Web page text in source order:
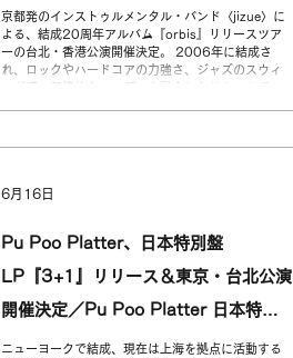
みやすさが同居するメロディが詰め込まれた本作
北・香港場確定
京都発のインストゥルメンタル・バンド〈jizue〉に
よる、結成20周年アルバム『orbis』リリースツア
ーの台北・香港公演開催決定。 2006年に結成さ
れ、ロックやハードコアの力強さ、ジャズのスウィ
ング感、叙情的なメロディを融合したサウンドで、
年を迎える2026年、アニヴァーサリー・アルバム
ロックからメロウなインストゥルメンタル、ラテ
ン・テイストの楽曲まで、現在のjizueを余すことな
く収録。ゲストにはShing02、奇妙礼太郎が参加
し、サポート・ドラムとして井上司（fox capture
plan）、橋本現輝も参加する。 アルバムからの先行
Pu Poo Platter、日本特別盤
LP『3+1』リリース＆東京・台北公演
開催決定／Pu Poo Platter 日本特別
盤黑膠《3+1》發行＆東京・台北公演
ニューヨークで結成、現在は上海を拠点に活動する
6月16日